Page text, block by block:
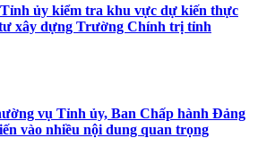
ủy kiểm tra khu vực dự kiến thực
xây dựng Trường Chính trị tỉnh
vụ Tỉnh ủy, Ban Chấp hành Đảng
vào nhiều nội dung quan trọng